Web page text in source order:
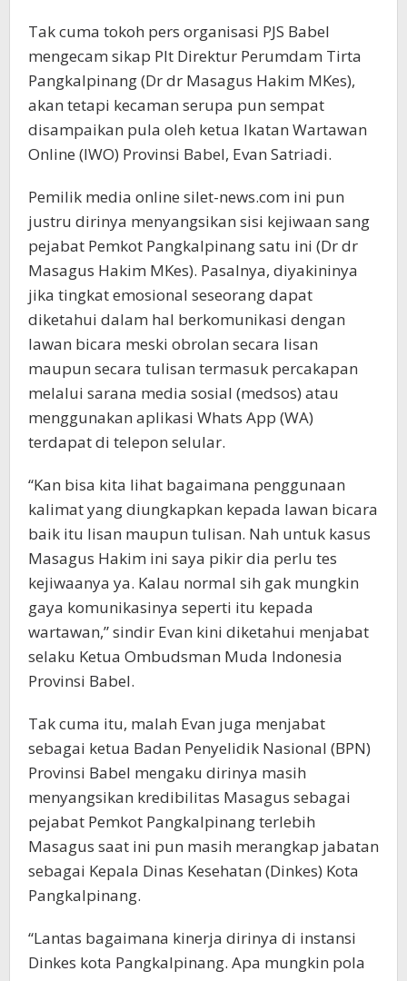
Tak cuma tokoh pers organisasi PJS Babel
mengecam sikap Plt Direktur Perumdam Tirta
Pangkalpinang (Dr dr Masagus Hakim MKes),
akan tetapi kecaman serupa pun sempat
disampaikan pula oleh ketua Ikatan Wartawan
Online (IWO) Provinsi Babel, Evan Satriadi.
Pemilik media online silet-news.com ini pun
justru dirinya menyangsikan sisi kejiwaan sang
pejabat Pemkot Pangkalpinang satu ini (Dr dr
Masagus Hakim MKes). Pasalnya, diyakininya
jika tingkat emosional seseorang dapat
diketahui dalam hal berkomunikasi dengan
lawan bicara meski obrolan secara lisan
maupun secara tulisan termasuk percakapan
melalui sarana media sosial (medsos) atau
menggunakan aplikasi Whats App (WA)
terdapat di telepon selular.
“Kan bisa kita lihat bagaimana penggunaan
kalimat yang diungkapkan kepada lawan bicara
baik itu lisan maupun tulisan. Nah untuk kasus
Masagus Hakim ini saya pikir dia perlu tes
kejiwaanya ya. Kalau normal sih gak mungkin
gaya komunikasinya seperti itu kepada
wartawan,” sindir Evan kini diketahui menjabat
selaku Ketua Ombudsman Muda Indonesia
Provinsi Babel.
Tak cuma itu, malah Evan juga menjabat
sebagai ketua Badan Penyelidik Nasional (BPN)
Provinsi Babel mengaku dirinya masih
menyangsikan kredibilitas Masagus sebagai
pejabat Pemkot Pangkalpinang terlebih
Masagus saat ini pun masih merangkap jabatan
sebagai Kepala Dinas Kesehatan (Dinkes) Kota
Pangkalpinang.
“Lantas bagaimana kinerja dirinya di instansi
Dinkes kota Pangkalpinang. Apa mungkin pola